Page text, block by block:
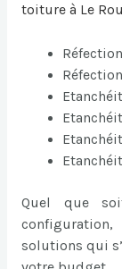
toiture à Le
Quel que
solutions qui